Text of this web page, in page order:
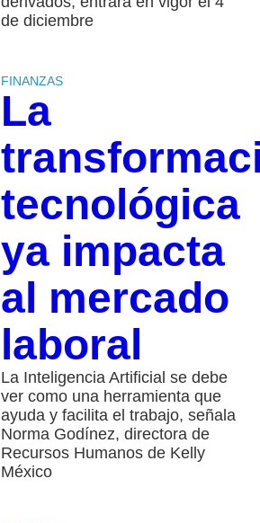
de diciembre
FINANZAS
La
tecnológica
ya impacta
al mercado
laboral
La Inteligencia Artificial se debe
ver como una herramienta que
ayuda y facilita el trabajo, señala
Norma Godínez, directora de
Recursos Humanos de Kelly
México